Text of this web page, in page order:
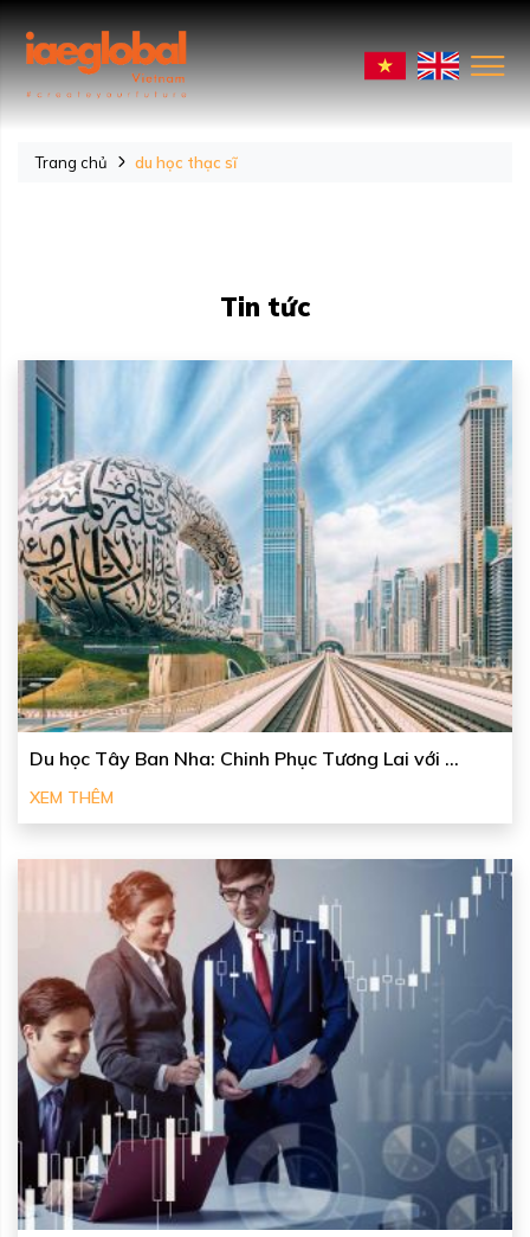
Trang chủ du học thạc sĩ
Tin tức
Du học Tây Ban Nha: Chinh Phục Tương Lai với ...
XEM THÊM